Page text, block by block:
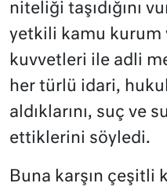
niteliği taşıdığını
yetkili kamu kurum
kuvvetleri ile adli
her türlü idari,
aldıklarını, suç ve
ettiklerini söyledi.
Buna karşın çeşitli